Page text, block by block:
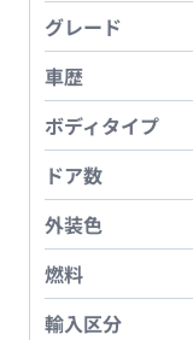
グレード
車歴
ボディタイプ
ドア数
外装色
燃料
輸入区分